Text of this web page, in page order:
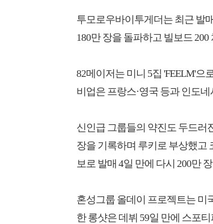
투모로우바이투게더는 최근 발
180만 장을 돌파하고 빌보드
82메이저는 미니 5집 'FEELM'으
비업은 프랑스·영국 등과 인도
신인급 그룹들의 약진도 두드러
장을 기록하며 루키로 부상했고
보로 발매 4일 만에 다시 200만
혼성그룹 올데이 프로젝트는 미
한 롱샷은 데뷔 59일 만에 스포